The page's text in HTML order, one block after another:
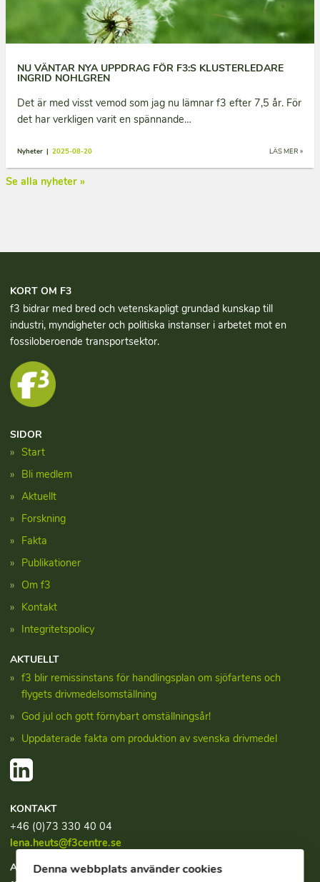
NU VÄNTAR NYA UPPDRAG FÖR F3:S KLUSTERLEDARE
INGRID NOHLGREN
Det är med visst vemod som jag nu lämnar f3 efter 7,5 år. För
det har verkligen varit en spännande…
LÄS MER »
Nyheter | 2025-08-20
Se alla nyheter »
KORT OM F3
f3 bidrar med bred och vetenskapligt grundad kun­skap till
industri, myndigheter och politiska instanser i arbetet mot en
fossiloberoende transportsektor.
SIDOR
Start
Bli medlem
Aktuellt
Forskning
Fakta
Publikationer
Om f3
Kontakt
Integritetspolicy
AKTUELLT
f3 blir remissinstans för handlingsplan om sjöfartens och
flygets drivmedelsomställning
God jul och gott förnybart omställningsår!
Uppdaterade fakta om produktion av svenska drivmedel
KONTAKT
+46 (0)73 330 40 04
lena.heuts@f3centre.se
ADRESSDenna webbplats använder cookies